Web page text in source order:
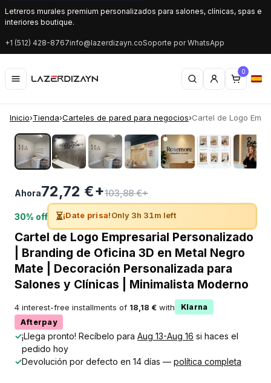
Letreros murales premium personalizados para salones, clínicas, spas e
interiores boutique.
+1 (512) 428-8767info@lazerdizayn.coSoporte por WhatsApp
0
Inicio›Tienda›Carteles de pared para negocios›Cartel de Logo
‹ ›
Ahora72,72 €+103,88 €+
30% off ⏳¡Date prisa!Only 3h 31m left
Cartel de Logo Empresarial Personalizado
| Branding de Oficina 3D en Metal Negro
Mate | Decoración Personalizada para
Salones y Clínicas | Minimalista Moderno
4 interest-free installments of 18,18 € with
Klarna
Afterpay
✓¡Llega pronto! Recíbelo para Aug 13-Aug 16 si haces el
pedido hoy
✓Devolución por defecto en 14 días — política completa